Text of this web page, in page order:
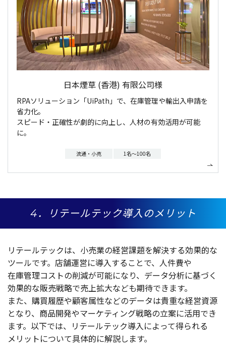
日本煙草 (香港) 有限公司様
RPAソリューション「UiPath」で、在庫管理や輸出入申請を
省力化。
スピード・正確性が劇的に向上し、人材の有効活用が可能
に。
流通・小売 1名～100名
4．リテールテック導入のメリット
リテールテックは、 小売業の経営課題を解決する効果的な
ツールです。 店舗運営に導入することで、 人件費や
在庫管理コストの削減が可能になり、 データ分析に基づく
効果的な販売戦略で売上拡大なども期待できます。
また、 購買履歴や顧客属性などのデータは貴重な経営資源
となり、 商品開発やマーケティング戦略の立案に活用でき
ます。 以下では、 リテールテック導入によって得られる
メリットについて具体的に解説します。